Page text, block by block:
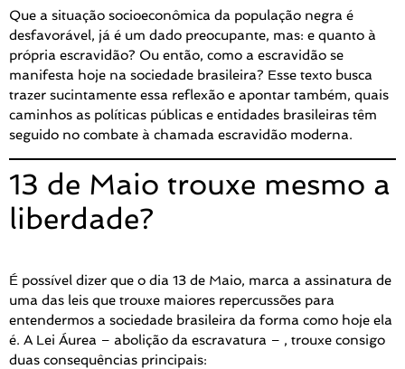
Que a situação socioeconômica da população negra é
desfavorável, já é um dado preocupante, mas: e quanto à
própria escravidão? Ou então, como a escravidão se
manifesta hoje na sociedade brasileira? Esse texto busca
trazer sucintamente essa reflexão e apontar também, quais
caminhos as políticas públicas e entidades brasileiras têm
seguido no combate à chamada escravidão moderna.
13 de Maio trouxe mesmo a
liberdade?
É possível dizer que o dia 13 de Maio, marca a assinatura de
uma das leis que trouxe maiores repercussões para
entendermos a sociedade brasileira da forma como hoje ela
é. A Lei Áurea – abolição da escravatura – , trouxe consigo
duas consequências principais: